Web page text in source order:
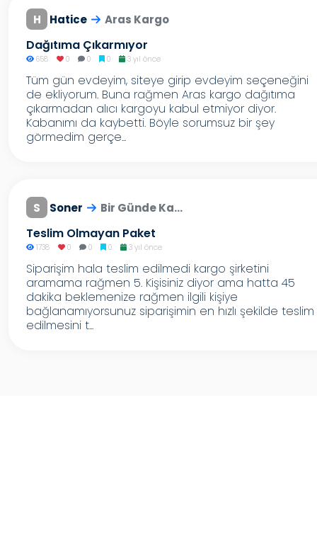
H Hatice Aras Kargo
Dağıtıma Çıkarmıyor
658 0 0 0 3 yıl önce
Tüm gün evdeyim, siteye girip evdeyim seçeneğini
de ekliyorum. Buna rağmen Aras kargo dağıtıma
çıkarmadan alıcı kargoyu kabul etmiyor diyor.
Kabanımı da kaybetti. Böyle sorumsuz bir şey
görmedim gerçe...
S Soner Bir Günde Ka...
Teslim Olmayan Paket
1738 0 0 0 3 yıl önce
Siparişim hala teslim edilmedi kargo şirketini
aramama rağmen 5. Kişisiniz diyor ama hatta 45
dakika beklemenize rağmen ilgili kişiye
bağlanamıyorsunuz siparişimin en hızlı şekilde teslim
edilmesini t...